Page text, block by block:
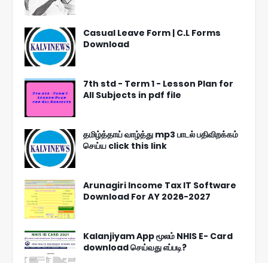
Casual Leave Form | C.L Forms
Download
7th std - Term 1 - Lesson Plan for
All Subjects in pdf file
தமிழ்த்தாய் வாழ்த்து mp3 பாடல் பதிவிறக்கம்
செய்ய click this link
Arunagiri Income Tax IT Software
Download For AY 2026-2027
Kalanjiyam App மூலம் NHIS E- Card
download செய்வது எப்படி?